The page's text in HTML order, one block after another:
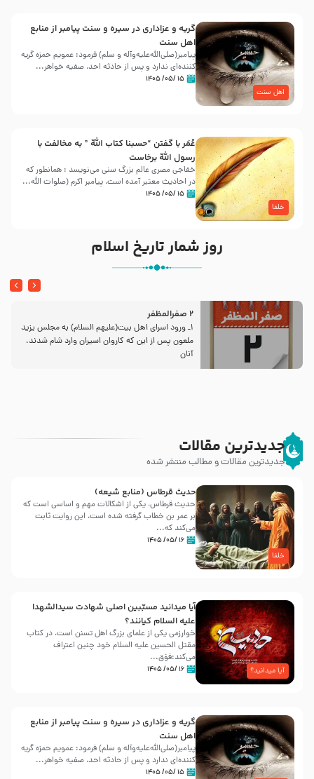
اهل سنت
گریه و عزاداری در سیره و سنت پیامبر از منابع
اهل سنت
پیامبر(صلی‌الله‌علیه‌وآله و سلم) فرمود: عمویم حمزه گریه
کننده‌ای ندارد و پس از حادثه احد، صفیه خواهر...
۱۵ /۰۵/ ۱۴۰۵
خلفا
عُمَر با گفتن “حسبنا كتاب اللّه ” به مخالفت با
رسول اللّه برخاست
خفاجی مصری عالم بزرگ سنی می‌نویسد : همانطور که
در احادیث معتبر آمده است، پیامبر اکرم (صلوات اللّه...
۱۵ /۰۵/ ۱۴۰۵
روز شمار تاریخ اسلام
2 صفرالمظفر
1ـ ورود اسراى اهل بیت‌(علیهم السلام) به مجلس یزید
ملعون پس از این كه كاروان اسیران وارد شام شدند،
آنان
جدیدترین مقالات
جدیدترین مقالات و مطالب منتشر شده
خلفا
حدیث قرطاس (منابع شیعه)
حدیث قرطاس، یکی از اشکالات مهم و اساسی است که
بر عمر بن خطاب گرفته شده است، این روایت ثابت
می‌کند که...
۱۶ /۰۵/ ۱۴۰۵
آیا میدانید؟
آیا میدانید مسبّبین اصلی شهادت سیدالشهدا
علیه ‌السلام کیانند؟
خوارزمی یکی از علمای بزرگ اهل تسنن است، در کتاب
مقتل الحسین علیه ‌السلام خود چنین اعتراف
می‌کند:فوَق...
۱۶ /۰۵/ ۱۴۰۵
گریه و عزاداری در سیره و سنت پیامبر از منابع
اهل سنت
پیامبر(صلی‌الله‌علیه‌وآله و سلم) فرمود: عمویم حمزه گریه
کننده‌ای ندارد و پس از حادثه احد، صفیه خواهر...
۱۵ /۰۵/ ۱۴۰۵